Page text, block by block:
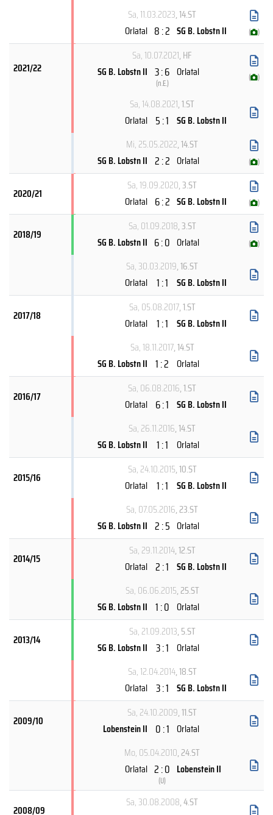
Sa, 11.03.2023, 14.ST
Orlatal 8 : 2 SG B. Lobstn II ( )
2021/22
Sa, 10.07.2021, HF
SG B. Lobstn II 3 : 6
(n.E.)
Orlatal ( )
Sa, 14.08.2021, 1.ST
Orlatal 5 : 1 SG B. Lobstn II
Mi, 25.05.2022, 14.ST
SG B. Lobstn II 2 : 2 Orlatal ( )
2020/21
Sa, 19.09.2020, 3.ST
Orlatal 6 : 2 SG B. Lobstn II ( )
2018/19
Sa, 01.09.2018, 3.ST
SG B. Lobstn II 6 : 0 Orlatal ( )
Sa, 30.03.2019, 16.ST
Orlatal
1 : 1 SG B. Lobstn II
2017/18
Sa, 05.08.2017, 1.ST
Orlatal
1 : 1
SG B. Lobstn II
Sa, 18.11.2017, 14.ST
SG B. Lobstn II 1 : 2 Orlatal
2016/17
Sa, 06.08.2016, 1.ST
Orlatal 6 : 1 SG B. Lobstn II
Sa, 26.11.2016, 14.ST
SG B. Lobstn II
1 : 1 Orlatal
2015/16
Sa, 24.10.2015, 10.ST
Orlatal
1 : 1
SG B. Lobstn II
Sa, 07.05.2016, 23.ST
SG B. Lobstn II 2 : 5 Orlatal
2014/15
Sa, 29.11.2014, 12.ST
Orlatal 2 : 1 SG B. Lobstn II
Sa, 06.06.2015, 25.ST
SG B. Lobstn II 1 : 0 Orlatal
2013/14
Sa, 21.09.2013, 5.ST
SG B. Lobstn II 3 : 1 Orlatal
Sa, 12.04.2014, 18.ST
Orlatal 3 : 1 SG B. Lobstn II
2009/10
Sa, 24.10.2009, 11.ST
Lobenstein II 0 : 1 Orlatal
Mo, 05.04.2010, 24.ST
Orlatal 2 : 0
(U)
Lobenstein II
2008/09
Sa, 30.08.2008, 4.ST